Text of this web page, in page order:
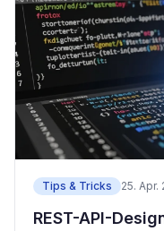
Tips & Tricks 25. Apr.
REST-API-